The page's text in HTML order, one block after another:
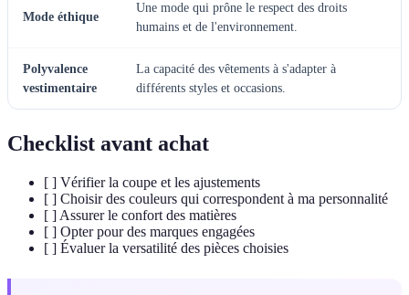
Mode éthique
Une mode qui prône le respect des droits
humains et de l'environnement.
Polyvalence
vestimentaire
La capacité des vêtements à s'adapter à
différents styles et occasions.
Checklist avant achat
[ ] Vérifier la coupe et les ajustements
[ ] Choisir des couleurs qui correspondent à ma personnalité
[ ] Assurer le confort des matières
[ ] Opter pour des marques engagées
[ ] Évaluer la versatilité des pièces choisies